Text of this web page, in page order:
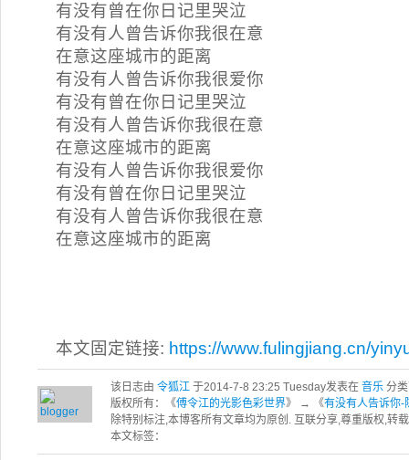
有没有曾在你日记里哭泣
有没有人曾告诉你我很在意
在意这座城市的距离
有没有人曾告诉你我很爱你
有没有曾在你日记里哭泣
有没有人曾告诉你我很在意
在意这座城市的距离
有没有人曾告诉你我很爱你
有没有曾在你日记里哭泣
有没有人曾告诉你我很在意
在意这座城市的距离
本文固定链接: https://www.fulingjiang.cn/
该日志由 令狐江 于2014-7-8 23:25 Tuesday发表在 音乐 分
版权所有：《傅令江的光影色彩世界》 → 《有没有人告诉你-
除特别标注,本博客所有文章均为原创. 互联分享,尊重版权,转
本文标签：